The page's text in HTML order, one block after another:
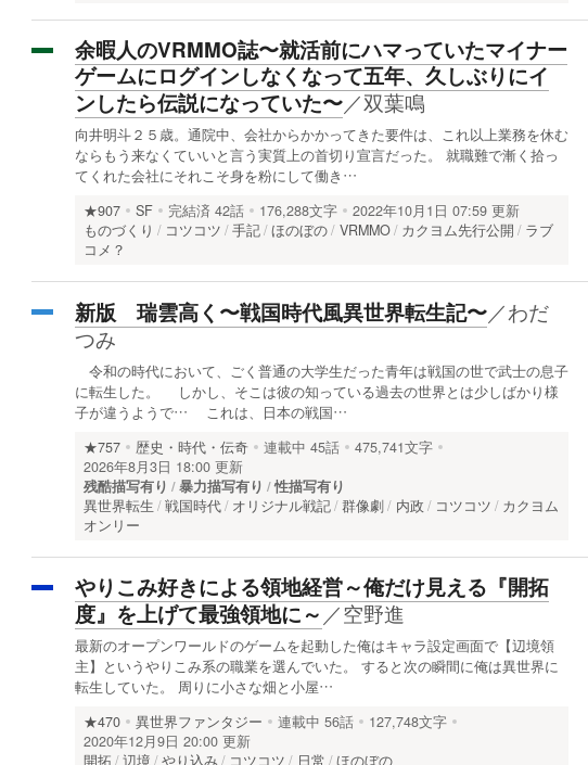
余暇人のVRMMO誌〜就活前にハマっていたマイナー
ゲームにログインしなくなって五年、久しぶりにイ
ンしたら伝説になっていた〜／双葉鳴
向井明斗２５歳。通院中、会社からかかってきた要件は、これ以上業務を休む
ならもう来なくていいと言う実質上の首切り宣言だった。 就職難で漸く拾っ
てくれた会社にそれこそ身を粉にして働き…
★907 SF 完結済 42話 176,288文字
2022年10月1日 07:59 更新
ものづくり
コツコツ 手記 ほのぼの VRMMO カクヨム先行公開
ラブ
コメ？
新版 瑞雲高く〜戦国時代風異世界転生記〜／わだ
つみ
令和の時代において、ごく普通の大学生だった青年は戦国の世で武士の息子
に転生した。 しかし、そこは彼の知っている過去の世界とは少しばかり様
子が違うようで… これは、日本の戦国…
★757 歴史・時代・伝奇 連載中 45話
475,741文字
2026年8月3日 18:00 更新
残酷描写有り
暴力描写有り
性描写有り
異世界転生
戦国時代 オリジナル戦記 群像劇 内政 コツコツ
カクヨム
オンリー
やりこみ好きによる領地経営～俺だけ見える『開拓
度』を上げて最強領地に～ ／空野進
最新のオープンワールドのゲームを起動した俺はキャラ設定画面で【辺境領
主】というやりこみ系の職業を選んでいた。 すると次の瞬間に俺は異世界に
転生していた。 周りに小さな畑と小屋…
★470 異世界ファンタジー 連載中 56話
127,748文字
2020年12月9日 20:00 更新
開拓
辺境 やり込み コツコツ 日常 ほのぼの